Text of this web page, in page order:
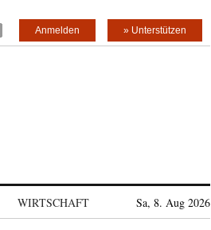
» Unterstützen
Anmelden
WIRTSCHAFT Sa, 8. Aug 2026